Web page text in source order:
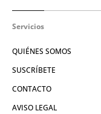
Servicios
QUIÉNES SOMOS
SUSCRÍBETE
CONTACTO
AVISO LEGAL